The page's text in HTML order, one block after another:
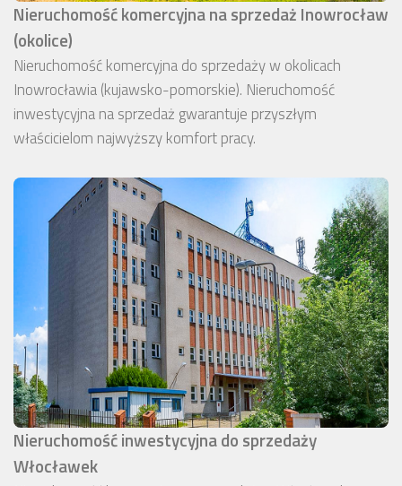
Nieruchomość komercyjna na sprzedaż Inowrocław
(okolice)
Nieruchomość komercyjna do sprzedaży w okolicach
Inowrocławia (kujawsko-pomorskie). Nieruchomość
inwestycyjna na sprzedaż gwarantuje przyszłym
właścicielom najwyższy komfort pracy.
Nieruchomość inwestycyjna do sprzedaży
Włocławek